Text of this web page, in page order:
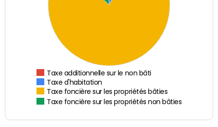
Taxe additionnelle sur le non bâti
Taxe d'habitation
Taxe foncière sur les propriétés bâties
Taxe foncière sur les propriétés non bâties